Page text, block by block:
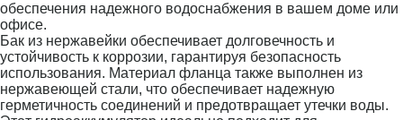
обеспечения надежного водоснабжения в вашем доме или
офисе.
Бак из нержавейки обеспечивает долговечность и
устойчивость к коррозии, гарантируя безопасность
использования. Материал фланца также выполнен из
нержавеющей стали, что обеспечивает надежную
герметичность соединений и предотвращает утечки воды.